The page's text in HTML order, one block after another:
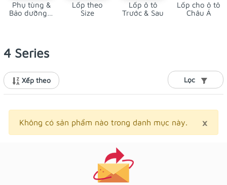
Phụ tùng &
Bảo dưỡng ô
Lốp theo
Size
Lốp ô tô
Trước & Sau
Lốp cho ô tô
Châu Á
4 Series
Xếp theo Lọc
×
Không có sản phẩm nào trong danh mục này.